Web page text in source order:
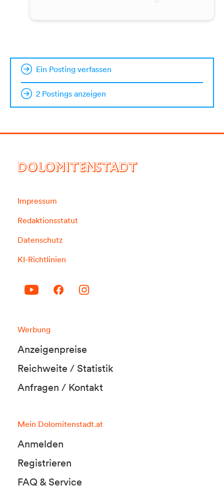
Ein Posting verfassen
2 Postings anzeigen
DOLOMITENSTADT
Impressum
Redaktionsstatut
Datenschutz
KI-Richtlinien
Werbung
Anzeigenpreise
Reichweite / Statistik
Anfragen / Kontakt
Mein Dolomitenstadt.at
Anmelden
Registrieren
FAQ & Service